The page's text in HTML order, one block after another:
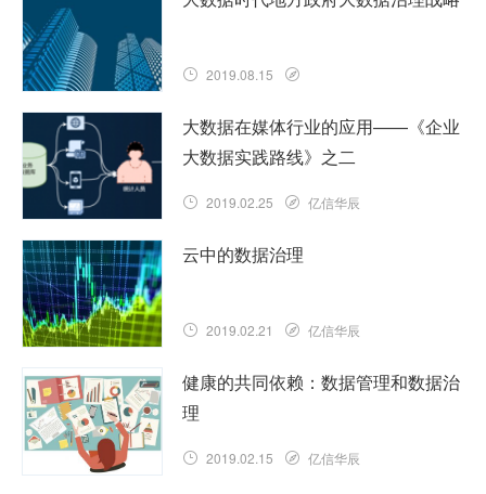
2019.08.15
大数据在媒体行业的应用——《企业
大数据实践路线》之二
2019.02.25 亿信华辰
云中的数据治理
2019.02.21 亿信华辰
健康的共同依赖：数据管理和数据治
理
2019.02.15 亿信华辰